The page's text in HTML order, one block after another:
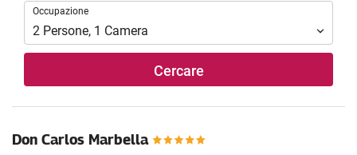
Occupazione
Occupazione
2 Persone, 1 Camera
Cercare
Don Carlos Marbella